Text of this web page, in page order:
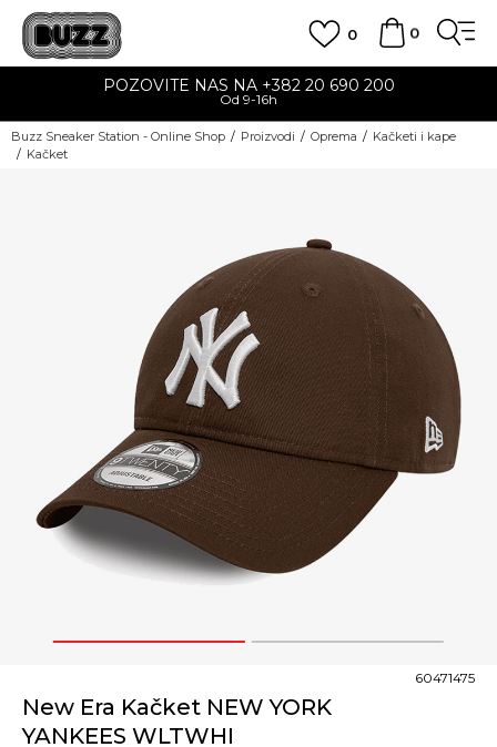
0
0
POZOVITE NAS NA +382 20 690 200
Od 9-16h
Buzz Sneaker Station - Online Shop Proizvodi Oprema
Kačketi i kape
Kačket
1 2
New Era Kačket NEW YORK
YANKEES WLTWHI
60471475